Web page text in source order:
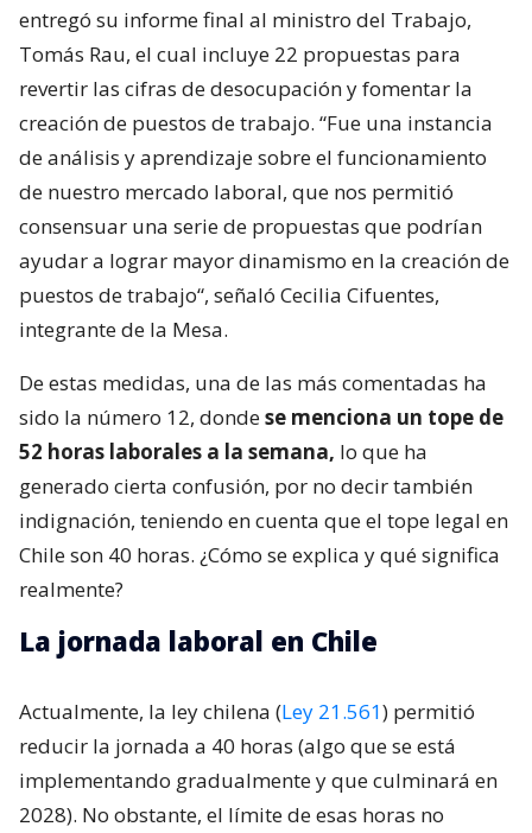
entregó su informe final al ministro del Trabajo,
Tomás Rau, el cual incluye 22 propuestas para
revertir las cifras de desocupación y fomentar la
creación de puestos de trabajo. “Fue una instancia
de análisis y aprendizaje sobre el funcionamiento
de nuestro mercado laboral, que nos permitió
consensuar una serie de propuestas que podrían
ayudar a lograr mayor dinamismo en la creación de
puestos de trabajo“, señaló Cecilia Cifuentes,
integrante de la Mesa.
De estas medidas, una de las más comentadas ha
sido la número 12, dondese menciona un tope de
52 horas laborales a la semana, lo que ha
generado cierta confusión, por no decir también
indignación, teniendo en cuenta que el tope legal en
Chile son 40 horas. ¿Cómo se explica y qué significa
realmente?
La jornada laboral en Chile
Actualmente, la ley chilena (Ley 21.561) permitió
reducir la jornada a 40 horas (algo que se está
implementando gradualmente y que culminará en
2028). No obstante, el límite de esas horas no